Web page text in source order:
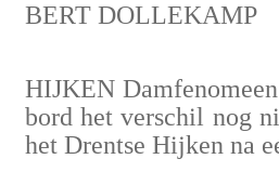
BERT DOLLEKAMP
HIJKEN
bord het verschil nog
het Drentse Hijken na